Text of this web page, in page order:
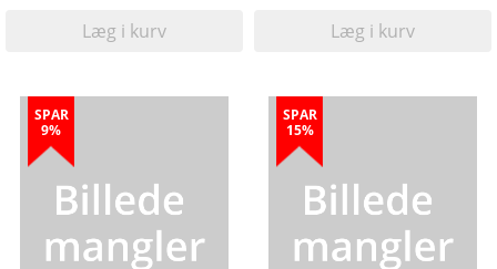
Læg i kurv Læg i kurv
SPAR
9%
SPAR
15%